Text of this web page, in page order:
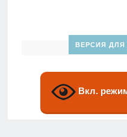
ВЕРСИЯ
Вкл.